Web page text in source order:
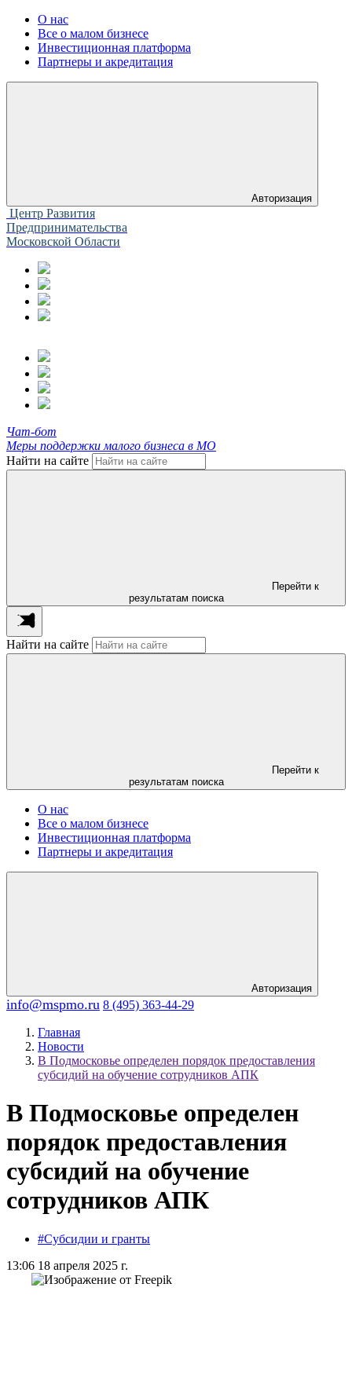
О нас
Все о малом бизнесе
Инвестиционная платформа
Партнеры и акредитация
Авторизация
Центр Развития
Предпринимательства
Московской Области
Чат-бот
Меры поддержки малого бизнеса в МО
Найти на сайте
Перейти к
результатам поиска
Найти на сайте
Перейти к
результатам поиска
О нас
Все о малом бизнесе
Инвестиционная платформа
Партнеры и акредитация
Авторизация
info@mspmo.ru 8 (495) 363-44-29
Главная
Новости
В Подмосковье определен порядок предоставления
субсидий на обучение сотрудников АПК
В Подмосковье определен
порядок предоставления
субсидий на обучение
сотрудников АПК
#Субсидии и гранты
13:06 18 апреля 2025 г.